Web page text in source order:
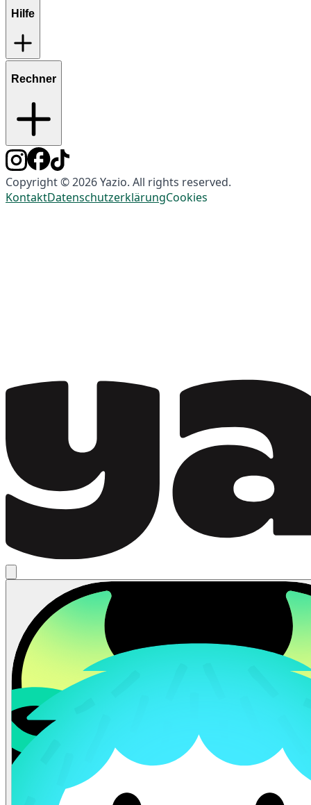
Hilfe
Rechner
Copyright © 2026 Yazio. All rights reserved.
KontaktDatenschutzerklärungCookies